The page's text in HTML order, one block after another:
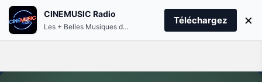
play_arrow PLAY CINEMUSIC
CINEMUSIC Radio
Les + Belles Musiques de Films et Séries
Téléchargez ×